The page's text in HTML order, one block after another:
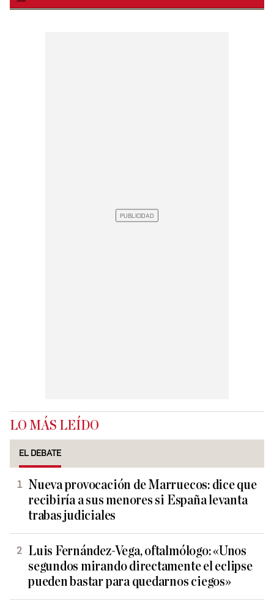
LO MÁS LEÍDO
EL DEBATE
Nueva provocación de Marruecos: dice que
recibiría a sus menores si España levanta
trabas judiciales
Luis Fernández-Vega, oftalmólogo: «Unos
segundos mirando directamente el eclipse
pueden bastar para quedarnos ciegos»